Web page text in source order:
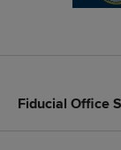
Fiducial Office